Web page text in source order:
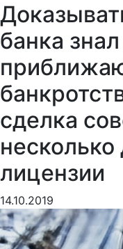
банка
сделка
лицензии
14.10.2019